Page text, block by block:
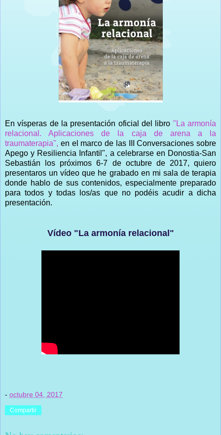
En vísperas de la presentación oficial del libro "La armonía
relacional. Aplicaciones de la caja de arena a la
traumaterapia", en el marco de las III Conversaciones sobre
Apego y Resiliencia Infantil", a celebrarse en Donostia-San
Sebastián los próximos 6-7 de octubre de 2017, quiero
presentaros un vídeo que he grabado en mi sala de terapia
donde hablo de sus contenidos, especialmente preparado
para todos y todas los/as que no podéis acudir a dicha
presentación.
Vídeo "La armonía relacional"
- octubre 04, 2017
Compartir